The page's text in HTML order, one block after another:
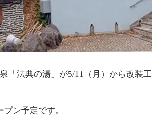
「法典の湯」が5/11（月）から改装
ン予定です。